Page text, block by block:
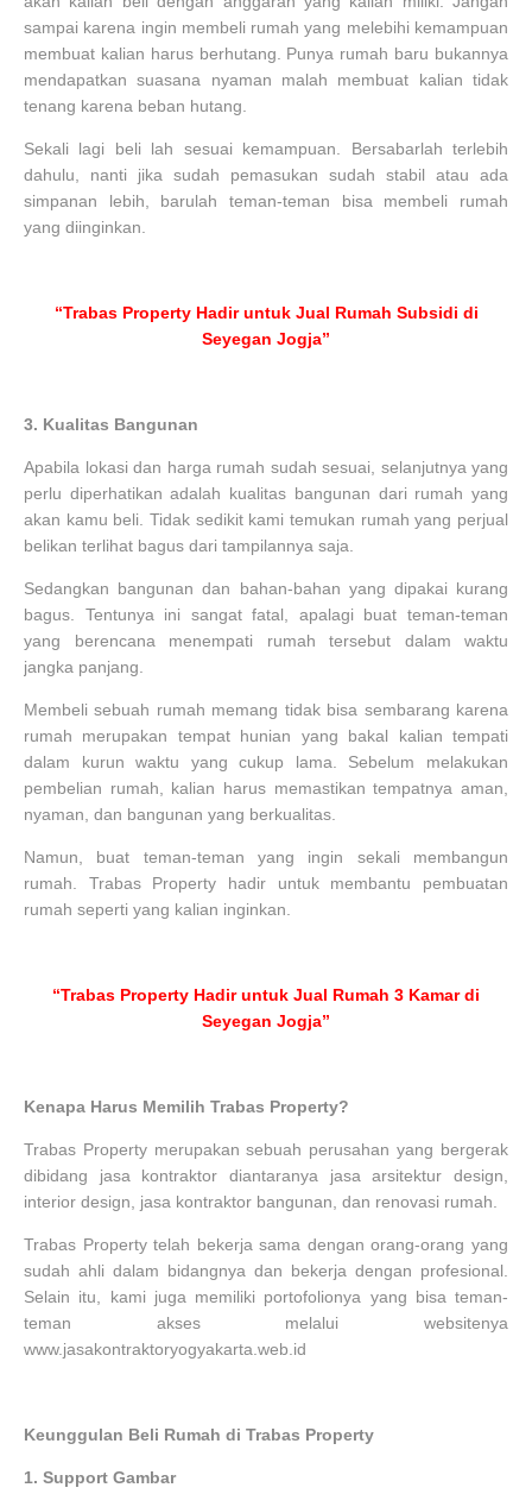
sampai karena ingin membeli rumah yang melebihi kemampuan
membuat kalian harus berhutang. Punya rumah baru bukannya
mendapatkan suasana nyaman malah membuat kalian tidak
tenang karena beban hutang.
Sekali lagi beli lah sesuai kemampuan. Bersabarlah terlebih
dahulu, nanti jika sudah pemasukan sudah stabil atau ada
simpanan lebih, barulah teman-teman bisa membeli rumah
yang diinginkan.
“Trabas Property Hadir untuk Jual Rumah Subsidi di
Seyegan Jogja”
3. Kualitas Bangunan
Apabila lokasi dan harga rumah sudah sesuai, selanjutnya yang
perlu diperhatikan adalah kualitas bangunan dari rumah yang
akan kamu beli. Tidak sedikit kami temukan rumah yang perjual
belikan terlihat bagus dari tampilannya saja.
Sedangkan bangunan dan bahan-bahan yang dipakai kurang
bagus. Tentunya ini sangat fatal, apalagi buat teman-teman
yang berencana menempati rumah tersebut dalam waktu
jangka panjang.
Membeli sebuah rumah memang tidak bisa sembarang karena
rumah merupakan tempat hunian yang bakal kalian tempati
dalam kurun waktu yang cukup lama. Sebelum melakukan
pembelian rumah, kalian harus memastikan tempatnya aman,
nyaman, dan bangunan yang berkualitas.
Namun, buat teman-teman yang ingin sekali membangun
rumah. Trabas Property hadir untuk membantu pembuatan
rumah seperti yang kalian inginkan.
“Trabas Property Hadir untuk Jual Rumah 3 Kamar di
Seyegan Jogja”
Kenapa Harus Memilih Trabas Property?
Trabas Property merupakan sebuah perusahan yang bergerak
dibidang jasa kontraktor diantaranya jasa arsitektur design,
interior design, jasa kontraktor bangunan, dan renovasi rumah.
Trabas Property telah bekerja sama dengan orang-orang yang
sudah ahli dalam bidangnya dan bekerja dengan profesional.
Selain itu, kami juga memiliki portofolionya yang bisa teman-
teman akses melalui websitenya
www.jasakontraktoryogyakarta.web.id
Keunggulan Beli Rumah di Trabas Property
1. Support Gambar